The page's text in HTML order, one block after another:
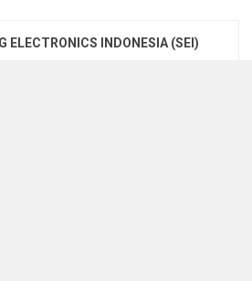
ELECTRONICS INDONESIA (SEI)